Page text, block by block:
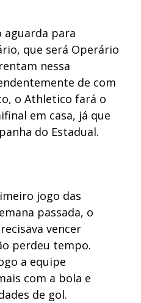
aguarda para
que será Operário
nessa
de com
o Athletico fará o
em casa, já que
do Estadual.
jogo das
passada, o
vencer
perdeu tempo.
a equipe
com a bola e
de gol.